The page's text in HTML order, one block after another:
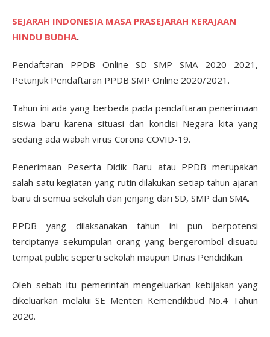
SEJARAH INDONESIA MASA PRASEJARAH KERAJAAN
HINDU BUDHA.
Pendaftaran PPDB Online SD SMP SMA 2020 2021,
Petunjuk Pendaftaran PPDB SMP Online 2020/2021.
Tahun ini ada yang berbeda pada pendaftaran penerimaan
siswa baru karena situasi dan kondisi Negara kita yang
sedang ada wabah virus Corona COVID-19.
Penerimaan Peserta Didik Baru atau PPDB merupakan
salah satu kegiatan yang rutin dilakukan setiap tahun ajaran
baru di semua sekolah dan jenjang dari SD, SMP dan SMA.
PPDB yang dilaksanakan tahun ini pun berpotensi
terciptanya sekumpulan orang yang bergerombol disuatu
tempat public seperti sekolah maupun Dinas Pendidikan.
Oleh sebab itu pemerintah mengeluarkan kebijakan yang
dikeluarkan melalui SE Menteri Kemendikbud No.4 Tahun
2020.